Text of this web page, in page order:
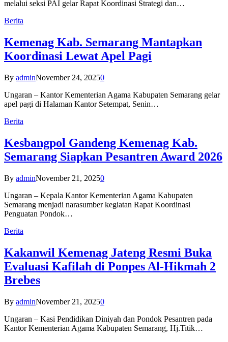
melalui seksi PAI gelar Rapat Koordinasi Strategi dan…
Berita
Kemenag Kab. Semarang Mantapkan
Koordinasi Lewat Apel Pagi
By adminNovember 24, 20250
Ungaran – Kantor Kementerian Agama Kabupaten Semarang gelar
apel pagi di Halaman Kantor Setempat, Senin…
Berita
Kesbangpol Gandeng Kemenag Kab.
Semarang Siapkan Pesantren Award 2026
By adminNovember 21, 20250
Ungaran – Kepala Kantor Kementerian Agama Kabupaten
Semarang menjadi narasumber kegiatan Rapat Koordinasi
Penguatan Pondok…
Berita
Kakanwil Kemenag Jateng Resmi Buka
Evaluasi Kafilah di Ponpes Al-Hikmah 2
Brebes
By adminNovember 21, 20250
Ungaran – Kasi Pendidikan Diniyah dan Pondok Pesantren pada
Kantor Kementerian Agama Kabupaten Semarang, Hj.Titik…